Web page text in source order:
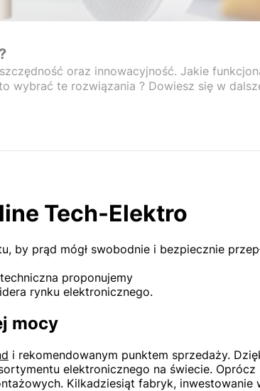
oraz innowacyjność. Jakie
wybrać te rozwiązania ? Dowiesz się w
Tech-Elektro
prąd mógł swobodnie i bezpiecznie
proponujemy
rynku elektronicznego.
mocy
i rekomendowanym punktem sprzedaży.
elektronicznego na świecie.
Kilkadziesiąt fabryk, inwestowanie